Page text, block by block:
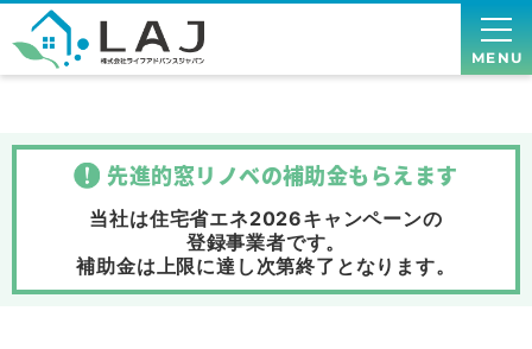
MENU
先進的窓リノベの補助金もらえます
当社は住宅省エネ2026キャンペーンの
登録事業者です。
補助金は上限に達し次第終了 となります。